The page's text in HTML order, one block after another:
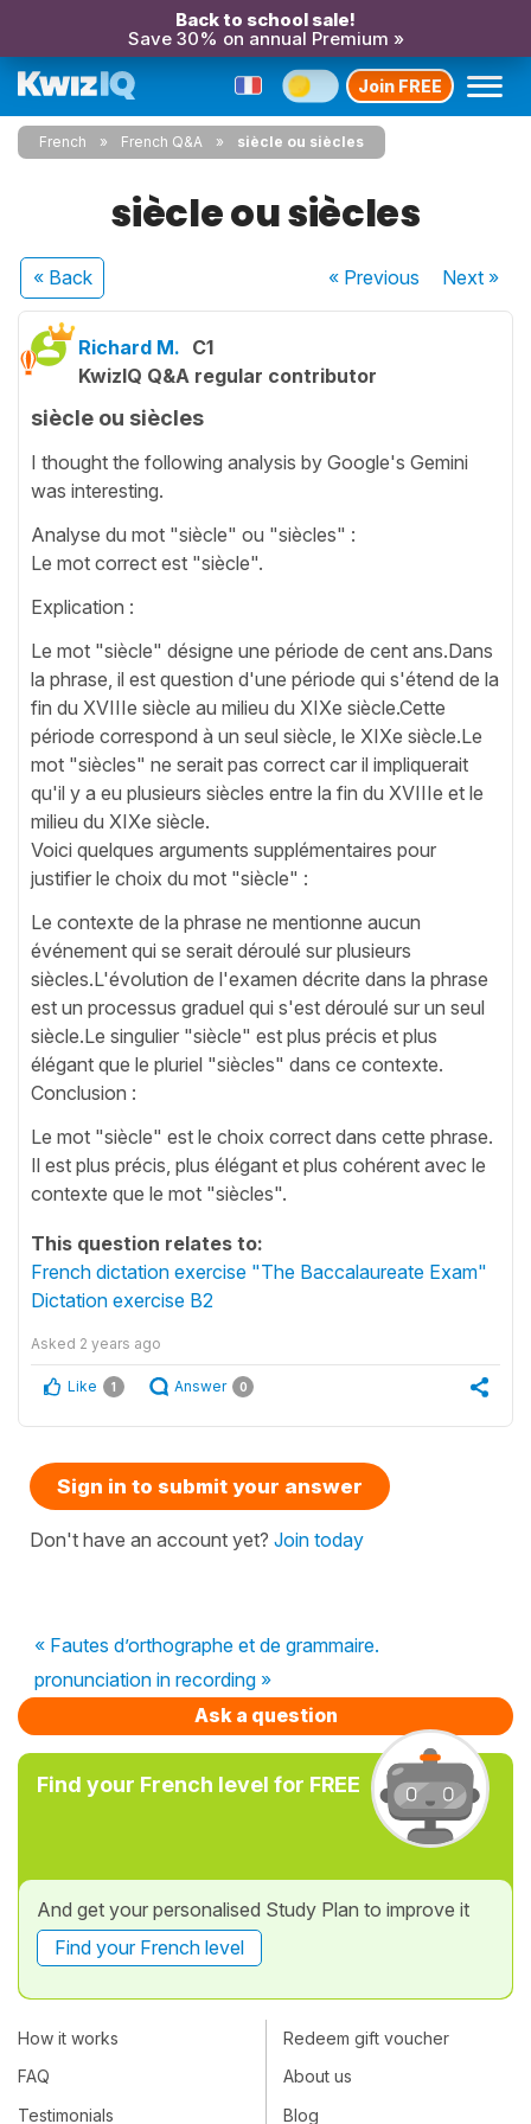
Back to school sale!
Save 30% on annual Premium »
Join FREE
French French Q&A siècle ou siècles
siècle ou siècles
« Back « Previous Next»
Richard M. C1
KwizIQ Q&A regular contributor
siècle ou siècles
I thought the following analysis by Google's Gemini
was interesting.
Analyse du mot "siècle" ou "siècles" :
Le mot correct est "siècle".
Explication :
Le mot "siècle" désigne une période de cent ans.Dans
la phrase, il est question d'une période qui s'étend de la
fin du XVIIIe siècle au milieu du XIXe siècle.Cette
période correspond à un seul siècle, le XIXe siècle.Le
mot "siècles" ne serait pas correct car il impliquerait
qu'il y a eu plusieurs siècles entre la fin du XVIIIe et le
milieu du XIXe siècle.
Voici quelques arguments supplémentaires pour
justifier le choix du mot "siècle" :
Le contexte de la phrase ne mentionne aucun
événement qui se serait déroulé sur plusieurs
siècles.L'évolution de l'examen décrite dans la phrase
est un processus graduel qui s'est déroulé sur un seul
siècle.Le singulier "siècle" est plus précis et plus
élégant que le pluriel "siècles" dans ce contexte.
Conclusion :
Le mot "siècle" est le choix correct dans cette phrase.
Il est plus précis, plus élégant et plus cohérent avec le
contexte que le mot "siècles".
This question relates to:
French dictation exercise "The Baccalaureate Exam"
Dictation exercise B2
Asked 2 years ago
Like 1 Answer 0
Sign in to submit your answer
Don't have an account yet? Join today
« Fautes d’orthographe et de grammaire.
pronunciation in recording »
Ask a question
Find your French level for FREE
And get your personalised Study Plan to improve it
Find your French level
How it works
FAQ
Testimonials
Redeem gift voucher
About us
Blog